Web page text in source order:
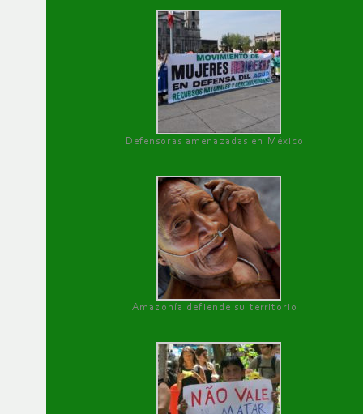
Defensoras amenazadas en México
Amazonía defiende su territorio